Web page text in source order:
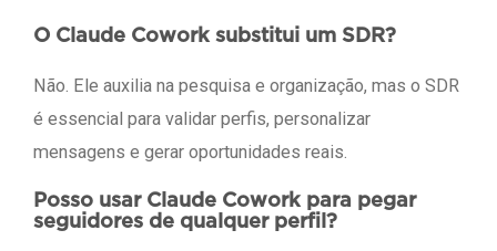
O Claude Cowork substitui um SDR?
Não. Ele auxilia na pesquisa e organização, mas o SDR
é essencial para validar perfis, personalizar
mensagens e gerar oportunidades reais.
Posso usar Claude Cowork para pegar
seguidores de qualquer perfil?